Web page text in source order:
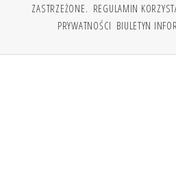
ZASTRZEŻONE. REGULAMIN
PRYWATNOŚCI BIULETYN